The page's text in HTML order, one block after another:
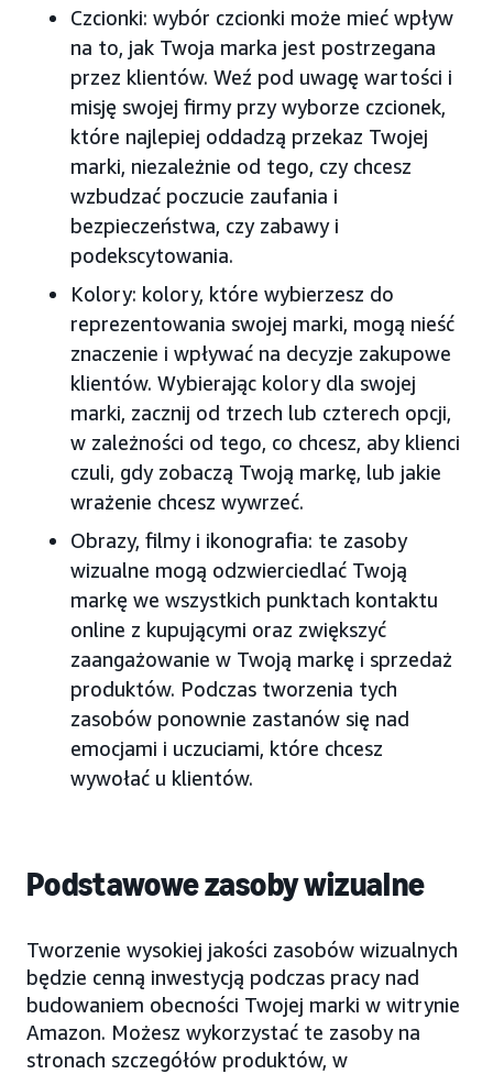
Czcionki: wybór czcionki może mieć wpływ
na to, jak Twoja marka jest postrzegana
przez klientów. Weź pod uwagę wartości i
misję swojej firmy przy wyborze czcionek,
które najlepiej oddadzą przekaz Twojej
marki, niezależnie od tego, czy chcesz
wzbudzać poczucie zaufania i
bezpieczeństwa, czy zabawy i
podekscytowania.
Kolory: kolory, które wybierzesz do
reprezentowania swojej marki, mogą nieść
znaczenie i wpływać na decyzje zakupowe
klientów. Wybierając kolory dla swojej
marki, zacznij od trzech lub czterech opcji,
w zależności od tego, co chcesz, aby klienci
czuli, gdy zobaczą Twoją markę, lub jakie
wrażenie chcesz wywrzeć.
Obrazy, filmy i ikonografia: te zasoby
wizualne mogą odzwierciedlać Twoją
markę we wszystkich punktach kontaktu
online z kupującymi oraz zwiększyć
zaangażowanie w Twoją markę i sprzedaż
produktów. Podczas tworzenia tych
zasobów ponownie zastanów się nad
emocjami i uczuciami, które chcesz
wywołać u klientów.
Podstawowe zasoby wizualne
Tworzenie wysokiej jakości zasobów wizualnych
będzie cenną inwestycją podczas pracy nad
budowaniem obecności Twojej marki w witrynie
Amazon. Możesz wykorzystać te zasoby na
stronach szczegółów produktów, w